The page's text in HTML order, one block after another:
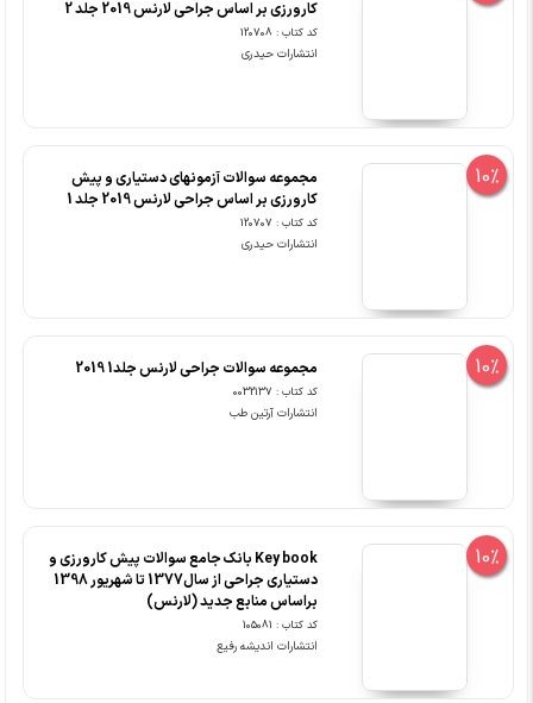
کارورزی بر اساس جراحی لارنس 2019 جلد 2
کد کتاب : 120708
انتشارات حیدری
10%
مجموعه سوالات آزمون‎های دستیاری و پیش
کارورزی بر اساس جراحی لارنس 2019 جلد 1
کد کتاب : 120707
انتشارات حیدری
10% مجموعه سوالات جراحی لارنس جلد1 2019
کد کتاب : 0032137
انتشارات آرتین طب
10%
Key book بانک جامع سوالات پیش کارورزی و
دستیاری جراحی از سال1377 تا شهریور 1398
براساس منابع جدید (لارنس)
کد کتاب : 105081
انتشارات اندیشه رفیع